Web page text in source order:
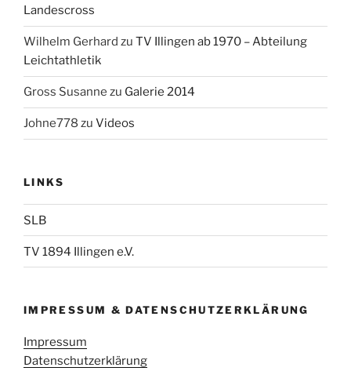
Landescross
Wilhelm Gerhard zu TV Illingen ab 1970 – Abteilung
Leichtathletik
Gross Susanne zu Galerie 2014
Johne778 zu Videos
LINKS
SLB
TV 1894 Illingen e.V.
IMPRESSUM & DATENSCHUTZERKLÄRUNG
Impressum
Datenschutzerklärung